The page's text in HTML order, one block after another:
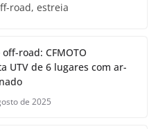
road, estreia
road: CFMOTO
UTV de 6 lugares com ar-
de 2025